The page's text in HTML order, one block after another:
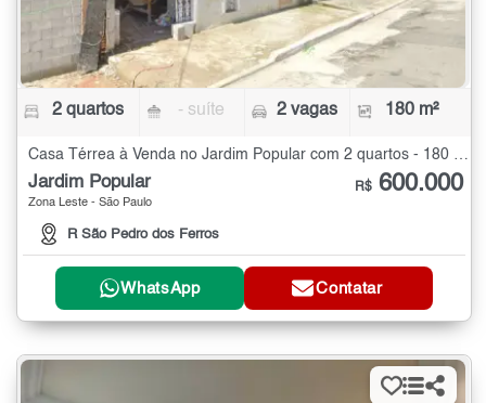
2 quartos - suíte 2 vagas 180 m²
Casa Térrea à Venda no Jardim Popular com 2 quartos - 180 m²
Jardim Popular
Zona Leste - São Paulo
R São Pedro dos Ferros
R$ 600.000
WhatsApp Contatar